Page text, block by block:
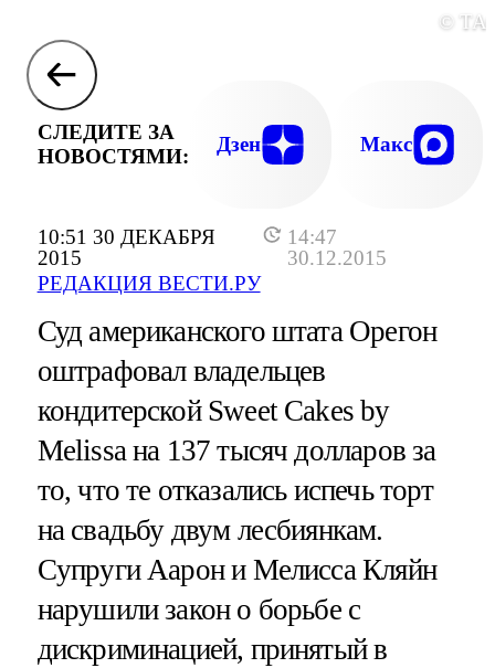
10:51 30 ДЕКАБРЯ
2015
14:47
30.12.2015
РЕДАКЦИЯ ВЕСТИ.РУ
©
СЛЕДИТЕ ЗА
НОВОСТЯМИ:
Дзен Макс
Суд американского штата Орегон
оштрафовал владельцев
кондитерской Sweet Cakes by
Melissa на 137 тысяч долларов за
то, что те отказались испечь торт
на свадьбу двум лесбиянкам.
Cупруги Аарон и Мелисса Кляйн
нарушили закон о борьбе с
дискриминацией, принятый в